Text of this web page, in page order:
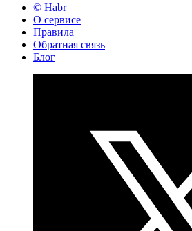
© Habr
О сервисе
Правила
Обратная связь
Блог